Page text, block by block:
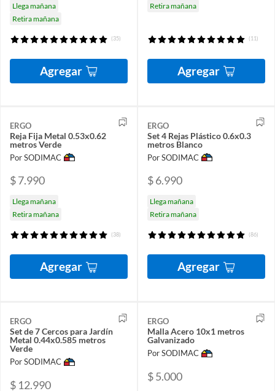
Llega mañana
Retira mañana
(35)
Agregar
Retira mañana
(11)
Agregar
ERGO
Reja Fija Metal 0.53x0.62
metros Verde
Por SODIMAC
$ 7.990
Llega mañana
Retira mañana
(38)
Agregar
ERGO
Set 4 Rejas Plástico 0.6x0.3
metros Blanco
Por SODIMAC
$ 6.990
Llega mañana
Retira mañana
(86)
Agregar
ERGO
Set de 7 Cercos para Jardín
Metal 0.44x0.585 metros
Verde
Por SODIMAC
$ 12.990
ERGO
Malla Acero 10x1 metros
Galvanizado
Por SODIMAC
$ 5.000